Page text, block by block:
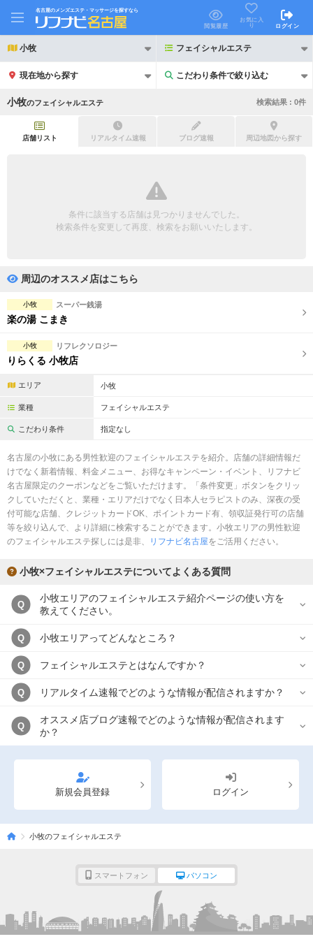
名古屋のメンズエステ・マッサージを探すなら
閲覧履歴
お気に入
り
ログイン
小牧 フェイシャルエステ
現在地から探す こだわり条件で絞り込む
こだわり条件で絞り込む
完全個室
ペアルームあり
日本人スタッフのみ
スタッフ指名可 Ｗセラピスト
駅から徒歩5分以内
こだわり条件を変更
小牧のフェイシャルエステ 検索結果 : 0件
店舗リスト リアルタイム速報 ブログ速報 周辺地図から探す
条件に該当する店舗は見つかりませんでした。
検索条件を変更して再度、検索をお願いいたします。
周辺のオススメ店はこちら
小牧 スーパー銭湯
楽の湯 こまき
小牧 リフレクソロジー
りらくる 小牧店
エリア 小牧
業種 フェイシャルエステ
こだわり条件 指定なし
名古屋の小牧にある男性歓迎のフェイシャルエステを紹介。店舗の詳細情報だ
けでなく新着情報、料金メニュー、お得なキャンペーン・イベント、リフナビ
名古屋限定のクーポンなどをご覧いただけます。「条件変更」ボタンをクリッ
クしていただくと、業種・エリアだけでなく日本人セラピストのみ、深夜の受
付可能な店舗、クレジットカードOK、ポイントカード有、領収証発行可の店舗
等を絞り込んで、より詳細に検索することができます。小牧エリアの男性歓迎
のフェイシャルエステ探しには是非、
リフナビ名古屋をご活用ください。
小牧×フェイシャルエステについてよくある質問
Q
小牧エリアのフェイシャルエステ紹介ページの使い方を
教えてください。
Q 小牧エリアってどんなところ？
Q フェイシャルエステとはなんですか？
Q リアルタイム速報でどのような情報が配信されますか？
Q
オススメ店ブログ速報でどのような情報が配信されます
か？
新規会員登録 ログイン
小牧のフェイシャルエステ
スマートフォン パソコン